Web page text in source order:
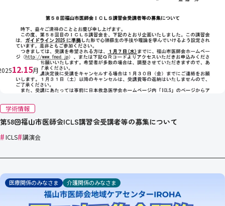
12.15月
学術情報
第58回福山市医師会ICLS講習会受講者等の募集について
#ICLS#講演会
医療関係のみなさま 介護関係のみなさま